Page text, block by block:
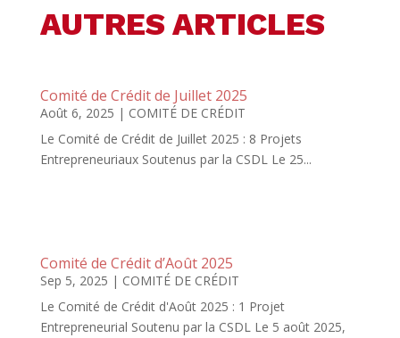
AUTRES ARTICLES
Comité de Crédit de Juillet 2025
Août 6, 2025 | COMITÉ DE CRÉDIT
Le Comité de Crédit de Juillet 2025 : 8 Projets
Entrepreneuriaux Soutenus par la CSDL Le 25...
Comité de Crédit d’Août 2025
Sep 5, 2025 | COMITÉ DE CRÉDIT
Le Comité de Crédit d'Août 2025 : 1 Projet
Entrepreneurial Soutenu par la CSDL Le 5 août 2025,